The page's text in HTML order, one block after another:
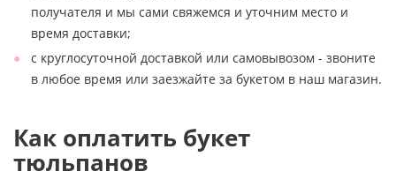
получателя и мы сами свяжемся и уточним место и
время доставки;
с круглосуточной доставкой или самовывозом - звоните
в любое время или заезжайте за букетом в наш магазин.
Как оплатить букет
тюльпанов